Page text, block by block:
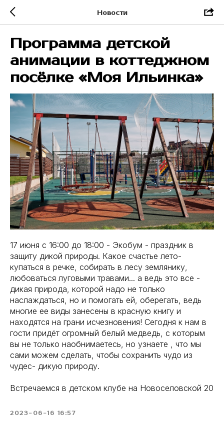
Новости
Программа детской
анимации в коттеджном
посёлке «Моя Ильинка»
17 июня с 16:00 до 18:00 - Экобум - праздник в
защиту дикой природы. Какое счастье лето-
купаться в речке, собирать в лесу землянику,
любоваться луговыми травами... а ведь это все -
дикая природа, которой надо не только
наслаждаться, но и помогать ей, оберегать, ведь
многие ее виды занесены в красную книгу и
находятся на грани исчезновения! Сегодня к нам в
гости придёт огромный белый медведь, с которым
вы не только наобнимаетесь, но узнаете , что мы
сами можем сделать, чтобы сохранить чудо из
чудес- дикую природу.
Встречаемся в детском клубе на Новоселовской 20
2023-06-16 16:57